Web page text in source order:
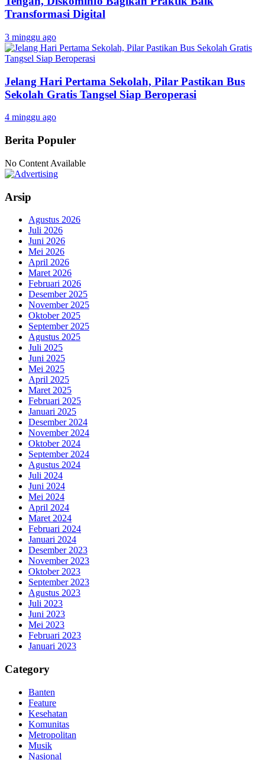
Transformasi Digital
3 minggu ago
Jelang Hari Pertama Sekolah, Pilar Pastikan Bus
Sekolah Gratis Tangsel Siap Beroperasi
4 minggu ago
Berita Populer
No Content Available
Arsip
Agustus 2026
Juli 2026
Juni 2026
Mei 2026
April 2026
Maret 2026
Februari 2026
Desember 2025
November 2025
Oktober 2025
September 2025
Agustus 2025
Juli 2025
Juni 2025
Mei 2025
April 2025
Maret 2025
Februari 2025
Januari 2025
Desember 2024
November 2024
Oktober 2024
September 2024
Agustus 2024
Juli 2024
Juni 2024
Mei 2024
April 2024
Maret 2024
Februari 2024
Januari 2024
Desember 2023
November 2023
Oktober 2023
September 2023
Agustus 2023
Juli 2023
Juni 2023
Mei 2023
Februari 2023
Januari 2023
Category
Banten
Feature
Kesehatan
Komunitas
Metropolitan
Musik
Nasional